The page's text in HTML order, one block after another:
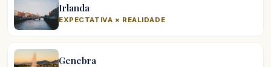
Irlanda
EXPECTATIVA × REALIDADE
Genebra